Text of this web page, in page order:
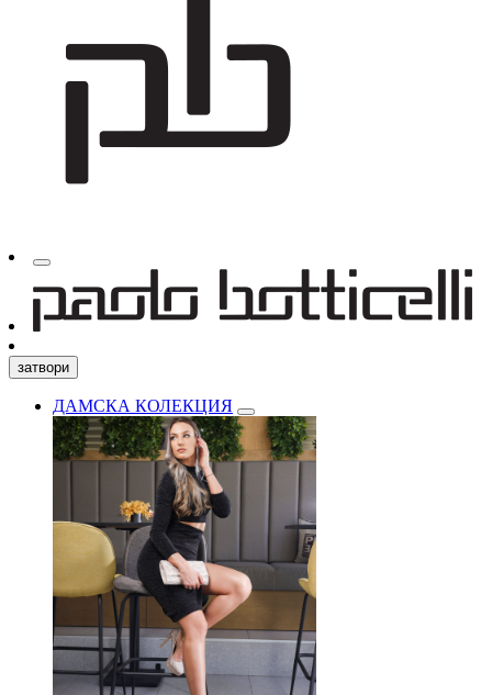
затвори
ДАМСКА КОЛЕКЦИЯ